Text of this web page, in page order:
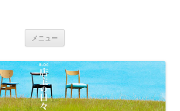
木の家具、こだわりの家
具の専門店
メニュー
テ
ン
ツ
へ